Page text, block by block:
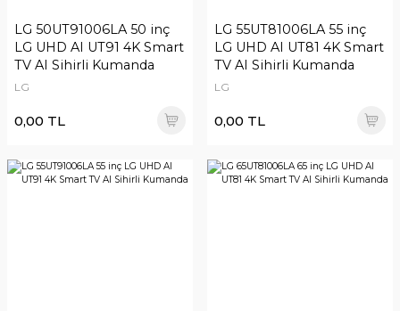
LG 50UT91006LA 50 inç
LG UHD AI UT91 4K Smart
TV AI Sihirli Kumanda
LG
0,00 TL
LG 55UT81006LA 55 inç
LG UHD AI UT81 4K Smart
TV AI Sihirli Kumanda
LG
0,00 TL